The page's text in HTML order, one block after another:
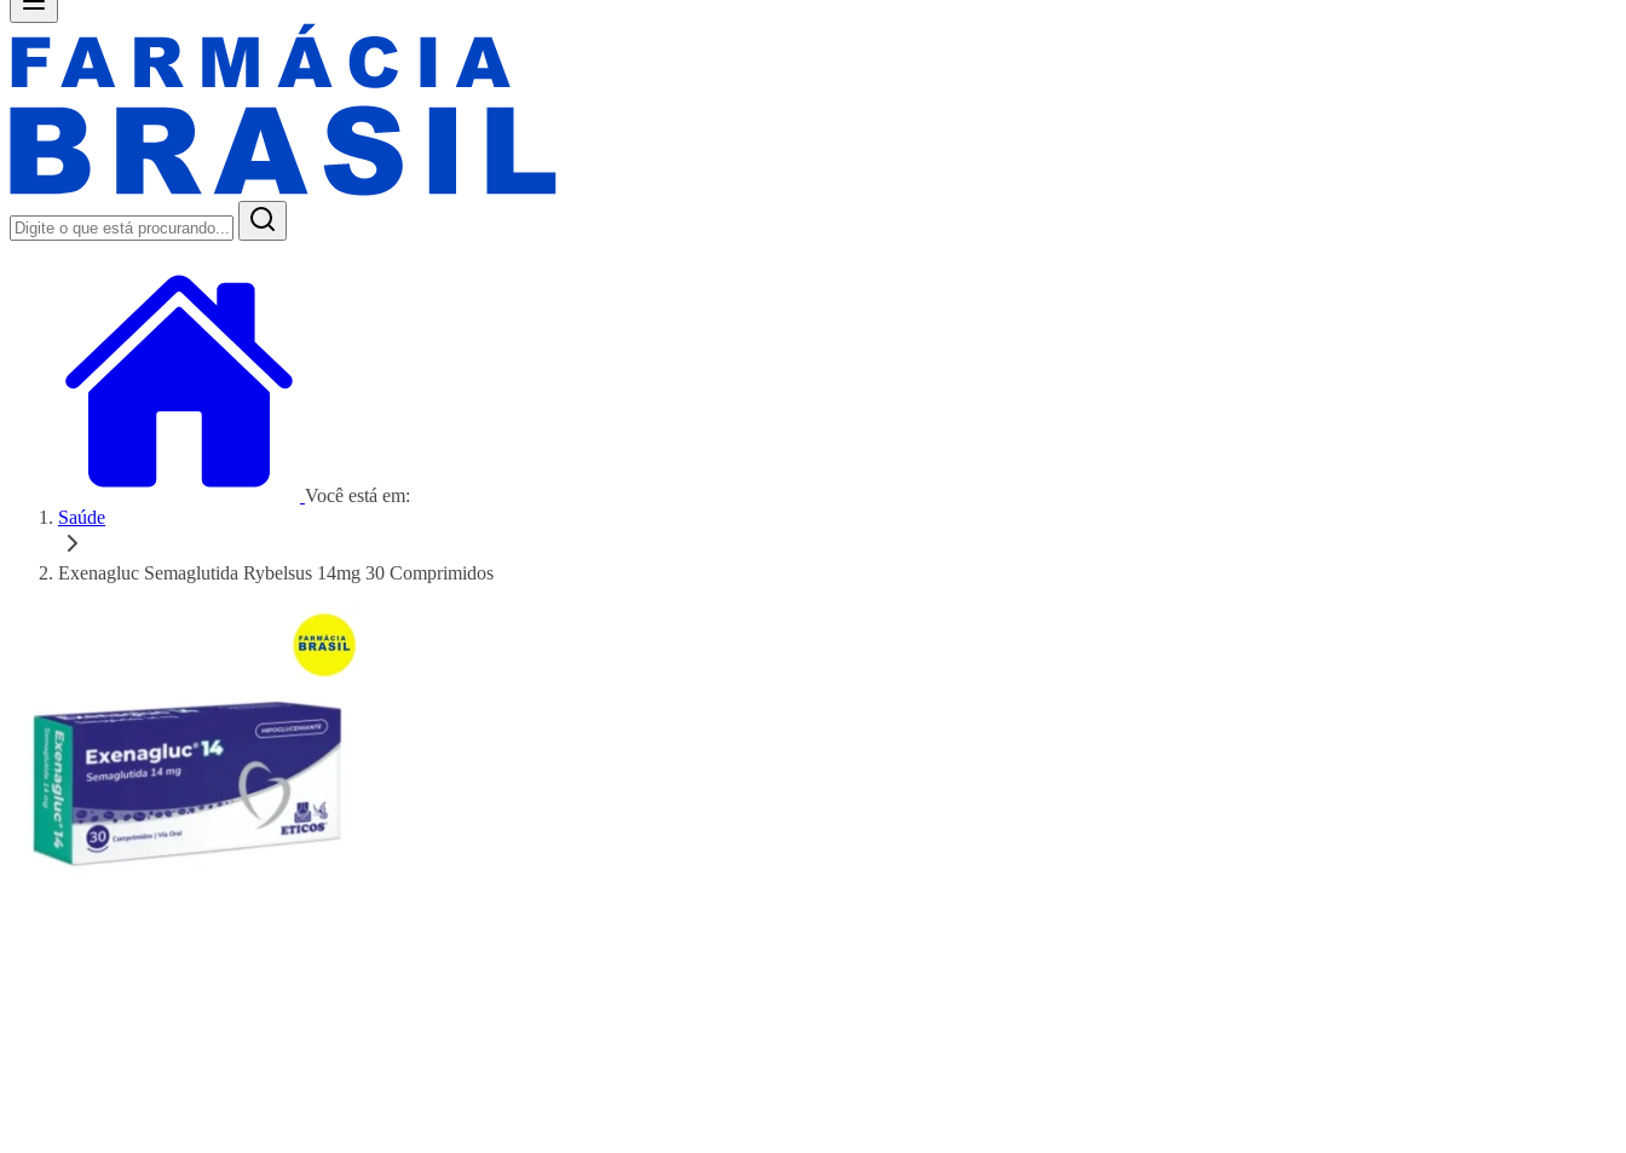
Você está em:
Saúde
Exenagluc Semaglutida Rybelsus 14mg 30 Comprimidos